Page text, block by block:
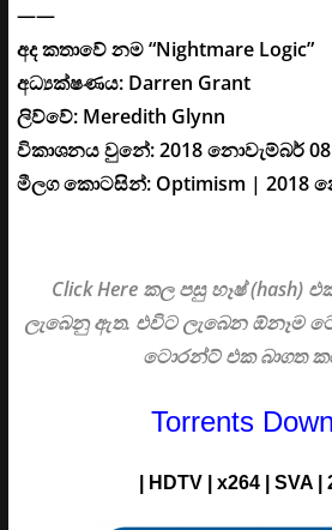
——
අද කතාවේ නම “Nightmare Logic”
අධ්‍යක්ෂණය: Darren Grant
ලිව්වේ: Meredith Glynn
විකාශනය වුනේ: 2018 නොවැම්බර් 08
මීලග කොටසින්: Optimism | 2018
Click Here කල පසු හෑෂ් (hash)
ලැබෙනු ඇත. එවිට ලැබෙන ඕනෑම
ටොරන්ට් එක බාගත
Torrents
| HDTV | x264 | SVA |